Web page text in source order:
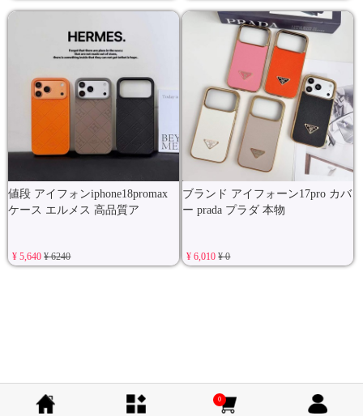
値段 アイフォンiphone18promax
ケース エルメス 高品質ア
¥ 5,640¥ 6240
ブランド アイフォーン17pro カバ
ー prada プラダ 本物
¥ 6,010¥ 0
0